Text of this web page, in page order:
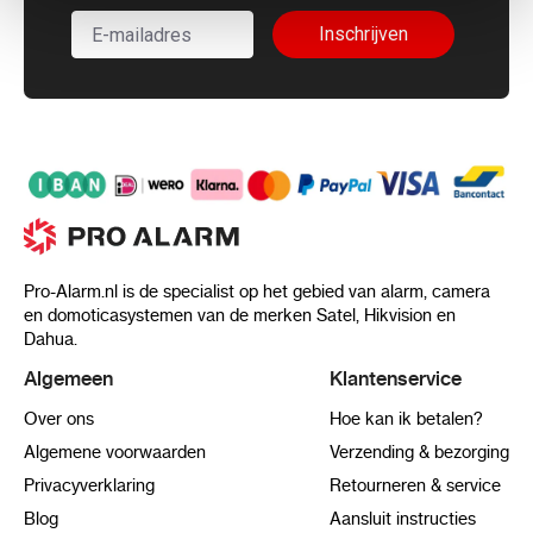
Inschrijven
Pro-Alarm.nl is de specialist op het gebied van alarm, camera
en domoticasystemen van de merken Satel, Hikvision en
Dahua.
Algemeen
Over ons
Algemene voorwaarden
Privacyverklaring
Blog
Klantenservice
Hoe kan ik betalen?
Verzending & bezorging
Retourneren & service
Aansluit instructies